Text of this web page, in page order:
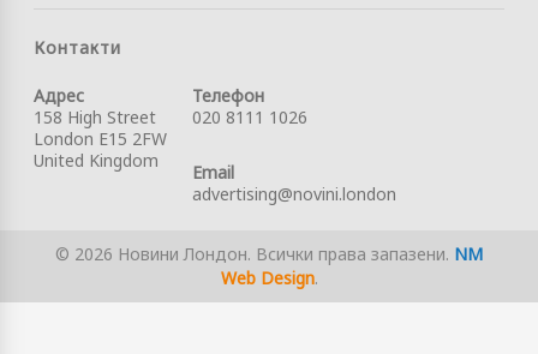
Контакти
Адрес
158 High Street
London E15 2FW
United Kingdom
Телефон
020 8111 1026
Email
advertising@novini.london
© 2026 Новини Лондон. Всички права запазени. NM
Web Design.